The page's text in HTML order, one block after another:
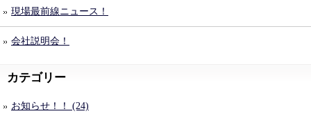
現場最前線ニュース！
会社説明会！
カテゴリー
お知らせ！！ (24)